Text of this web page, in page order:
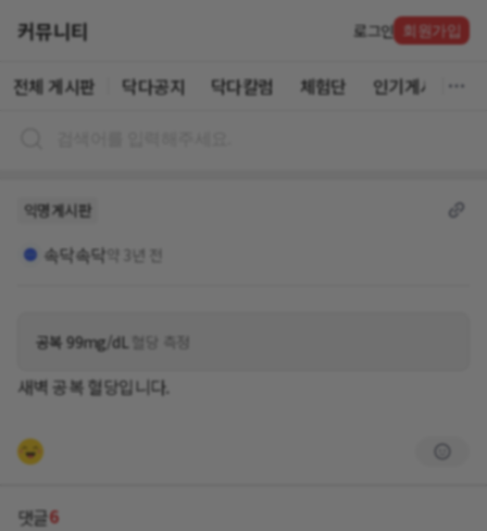
커뮤니티 로그인 회원가입
전체 게시판 닥다공지 닥다칼럼 체험단 인기게시글
익명게시판
속닥속닥 약 3년 전
공복 99mg/dL 혈당 측정
새벽 공복 혈당입니다.
댓글6